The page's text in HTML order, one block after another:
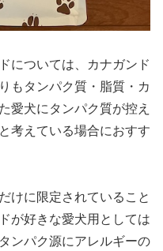
については、カナガンド
もタンパク質・脂質・カ
愛犬にタンパク質が控え
考えている場合におすす
けに限定されていること
が好きな愛犬用としては
ンパク源にアレルギーの